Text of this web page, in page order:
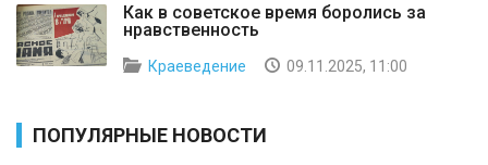
Как в советское время боролись за
нравственность
Краеведение 09.11.2025, 11:00
ПОПУЛЯРНЫЕ НОВОСТИ